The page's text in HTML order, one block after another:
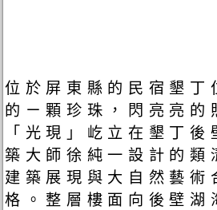
位於屏東縣的民宿墾丁
的ㄧ顆珍珠，閃亮亮的
「光現」屹立在墾丁後
築大師徐純一設計的類
建築展現與大自然藝術
格。整層樓面向後壁湖